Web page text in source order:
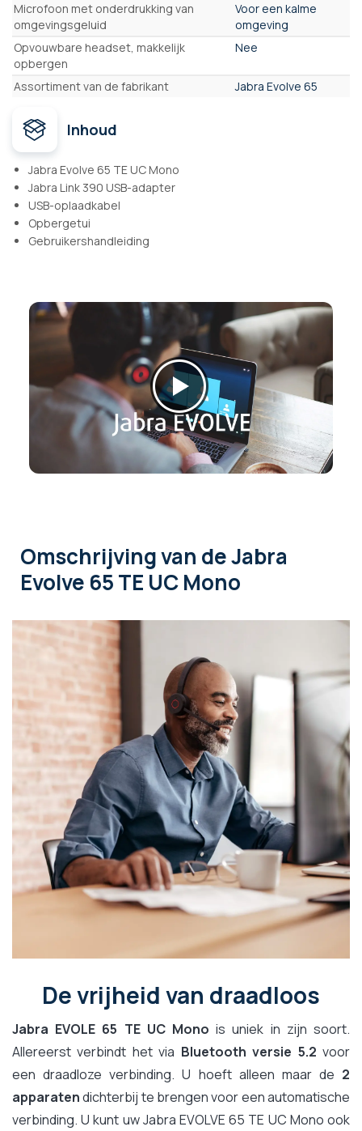
Microfoon met onderdrukking van
omgevingsgeluid
Voor een kalme
omgeving
Opvouwbare headset, makkelijk
opbergen
Nee
Assortiment van de fabrikant Jabra Evolve 65
Inhoud
Jabra Evolve 65 TE UC Mono
Jabra Link 390 USB-adapter
USB-oplaadkabel
Opbergetui
Gebruikershandleiding
Omschrijvingvan de Jabra
Evolve 65 TE UC Mono
De vrijheid van draadloos
Jabra EVOLE 65 TE UC Mono is uniek in zijn soort.
Allereerst verbindt het via Bluetooth versie 5.2 voor
een draadloze verbinding. U hoeft alleen maar de 2
apparatendichterbij te brengen voor een automatische
verbinding. U kunt uw Jabra EVOLVE 65 TE UC Mono ook